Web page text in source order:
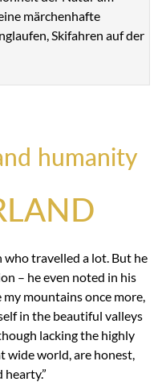
märchenhafte
Skifahren auf der
humanity
who travelled a lot. But he
– he even noted in his
mountains once more,
in the beautiful valleys
lacking the highly
wide world, are honest,
hearty.”